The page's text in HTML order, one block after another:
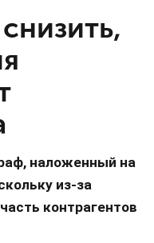
наложенный на
из-за
контрагентов